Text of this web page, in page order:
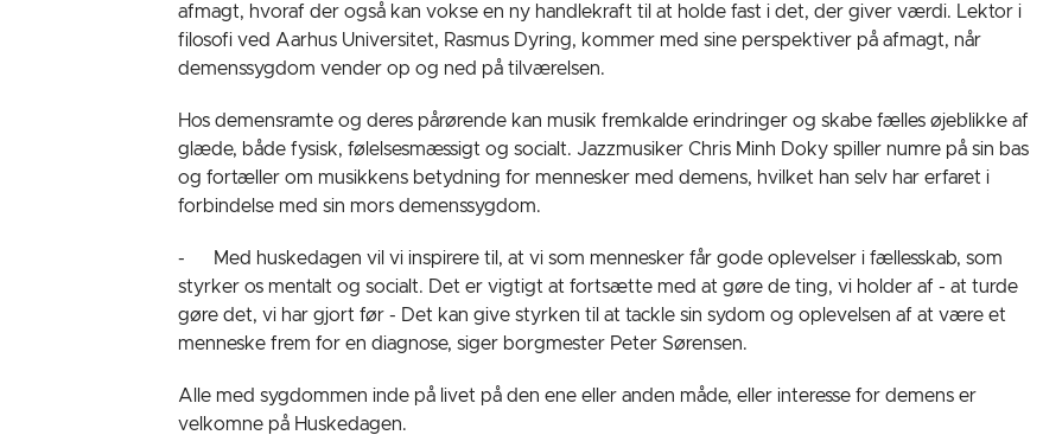
afmagt, hvoraf der også kan vokse en ny handlekraft til at holde fast i det, der giver værdi. Lektor i
filosofi ved Aarhus Universitet, Rasmus Dyring, kommer med sine perspektiver på afmagt, når
demenssygdom vender op og ned på tilværelsen.
Hos demensramte og deres pårørende kan musik fremkalde erindringer og skabe fælles øjeblikke af
glæde, både fysisk, følelsesmæssigt og socialt. Jazzmusiker Chris Minh Doky spiller numre på sin bas
og fortæller om musikkens betydning for mennesker med demens, hvilket han selv har erfaret i
forbindelse med sin mors demenssygdom.
- Med huskedagen vil vi inspirere til, at vi som mennesker får gode oplevelser i fællesskab, som
styrker os mentalt og socialt. Det er vigtigt at fortsætte med at gøre de ting, vi holder af - at turde
gøre det, vi har gjort før - Det kan give styrken til at tackle sin sydom og oplevelsen af at være et
menneske frem for en diagnose, siger borgmester Peter Sørensen.
Alle med sygdommen inde på livet på den ene eller anden måde, eller interesse for demens er
velkomne på Huskedagen.